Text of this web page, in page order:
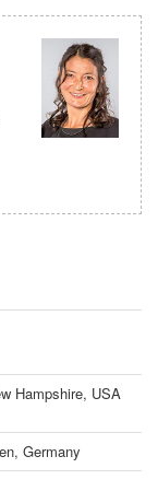
Hampshire, USA
Germany